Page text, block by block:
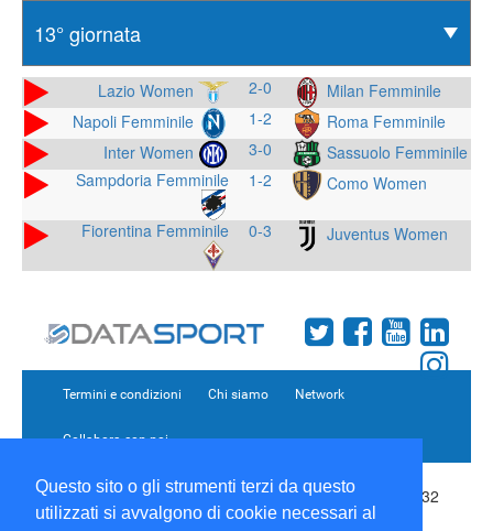
Questo sito o gli strumenti terzi da questo
utilizzati si avvalgono di cookie necessari al
Lazio Women 2-0
Milan Femminile
Napoli Femminile
1-2
Roma Femminile
Inter Women
3-0
Sassuolo Femminile
Sampdoria Femminile
1-2 Como Women
Fiorentina Femminile 0-3 Juventus Women
Termini e condizioni Chi siamo Network
Collabora con noi
Copyright 1995-2026 ©Wise SrlVia Palmanova 8 20132
Milano Italia - P. IVA 09072090963 | ISSN: 2499-2925